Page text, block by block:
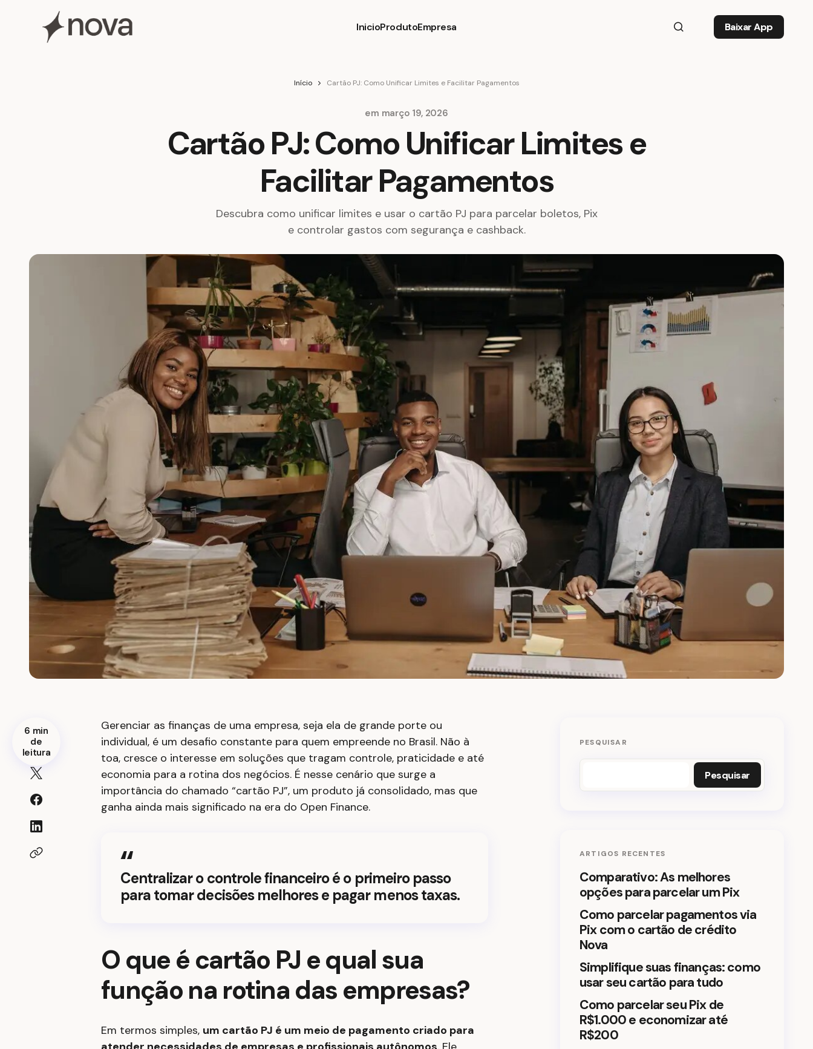
InicioProdutoEmpresa Baixar App
Início Cartão PJ: Como Unificar Limites e Facilitar Pagamentos
em março 19, 2026
Cartão PJ: Como Unificar Limites e
Facilitar Pagamentos
Descubra como unificar limites e usar o cartão PJ para parcelar boletos, Pix
e controlar gastos com segurança e cashback.
6 min
de
leitura
Gerenciar as finanças de uma empresa, seja ela de grande porte ou
individual, é um desafio constante para quem empreende no Brasil. Não à
toa, cresce o interesse em soluções que tragam controle, praticidade e até
economia para a rotina dos negócios. É nesse cenário que surge a
importância do chamado “cartão PJ”, um produto já consolidado, mas que
ganha ainda mais significado na era do Open Finance.
Centralizar o controle financeiro é o primeiro passo
para tomar decisões melhores e pagar menos taxas.
O que é cartão PJ e qual sua
função na rotina das empresas?
Em termos simples, um cartão PJ é um meio de pagamento criado para
PESQUISAR
Pesquisar
ARTIGOS RECENTES
Comparativo: As melhores
opções para parcelar um Pix
Como parcelar pagamentos via
Pix com o cartão de crédito
Nova
Simplifique suas finanças: como
usar seu cartão para tudo
Como parcelar seu Pix de
R$1.000 e economizar até
R$200